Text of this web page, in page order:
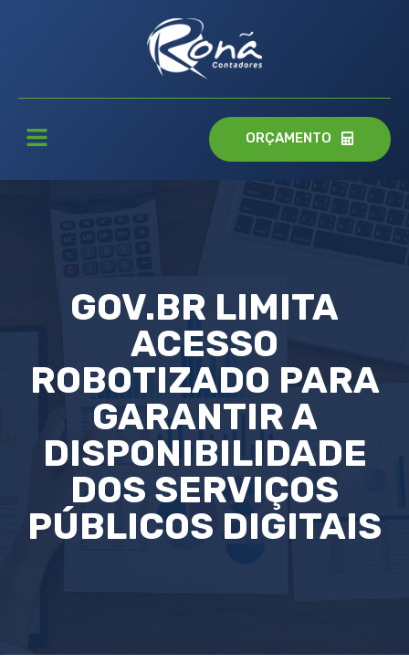
ORÇAMENTO
GOV.BR LIMITA
ACESSO
ROBOTIZADO PARA
GARANTIR A
DISPONIBILIDADE
DOS SERVIÇOS
PÚBLICOS DIGITAIS